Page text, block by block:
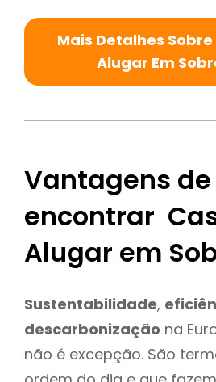
Mais Detalhes
Alugar Em
Vantagens de
encontrar
Alugar em
Sustentabilidade,
descarbonização na
não é excepção. São